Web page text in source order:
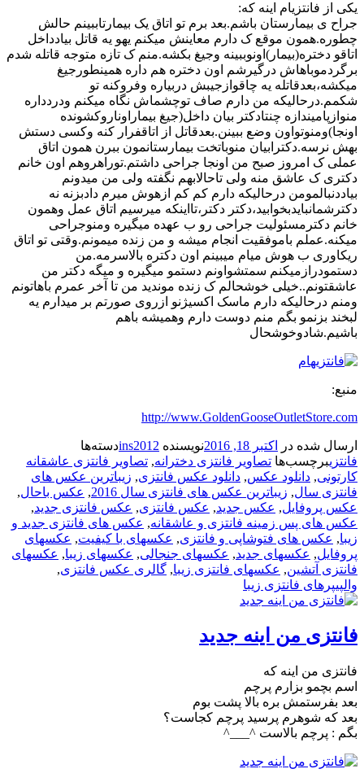
یکی از فانتزیام اینه که:
جراح ی بیمارستان باشم.بعد برم تو اتاق یک بیمارتاببینم حالش
چطوره.همون موقع ک دارم معاینش میکنم یهو یه قاتل بیادداخل
اتاقو دختره(بیمار)اونوببینه وجیغ بکشه.منم ک تازه متوجه قاتله شدم
برگردموباهاش درگیرشم اون دختره هم داره همینطورجیغ
میکشه،بعدقاتله یه چاقوازجیبش دربیاره وفروکنه تو
شکمم.درحالیکه من دارم صاف توچشماش نگاه میکنم ودردداره
منوازپامیندازه چنتادکتر بیان داخل(جیغ بیماراوناروکشونده
اونجا)ومنوتواون وضع ببینن.بعدقاتل از اتاقفرار کنه وکسی دستش
بهش نرسه.دکترابیان منوباتخت بیمارستانمون ببرن همون اتاق
عملی ک امروز صبح من اونجا جراحی داشتم.توراهروهم اون خانم
دکتری ک عاشق منه ولی تاحالابهم نگفته ولی من میدونم
بیاددنبالمومن درحالیکه دارم کم کم ازهوش میرم دادبزنه نه
دکترشمانبایدبخوابید،دکتر دکتر،تااینکه میرسیم اتاق عمل وهمون
خانم دکترمسئولیت جراحی رو ب عهده میگیره ومنوجراحی
میکنه.عملم باموفقیت انجام میشه و من زنده میمونم.وقتی تو اتاق
ریکاوری ب هوش میام میبینم اون دکتره بالاسرمه.من
دستمودرازمیکنم سمتشواونم دستمو میگیره و میگه دکتر من
عاشقتونم..خیلی خوشحالم ک زنده موندید من تا آخر عمرم باهاتونم
ومنم درحالیکه دارم ماسک اکسیژنو ازروی صورتم بر میدارم یه
لبخند بزنمو بگم منم دوست دارم وهمیشه باهم
باشیم.شادوخوشحال
منبع:
http://www.GoldenGooseOutletStore.com
ارسال شده در اکتبر 18, 2016 نویسنده ins2012دسته‌ها
فانتزیبرچسب‌ها تصاویر فانتزی دخترانه, تصاویر فانتزی عاشقانه
کارتونی, دانلود عکس, دانلود عکس فانتزی, زیباترین عکس های
فانتزی سال, زیباترین عکس های فانتزی سال 2016 , عکس باحال,
عکس پروفایل, عکس جدید, عکس فانتزی, عکس فانتزی جدید,
عکس های پس زمینه فانتزی و عاشقانه, عکس های فانتزی جدید و
زیبا, عکس های فتوشاپی و فانتزی, عکسهای با کیفیت, عکسهای
پروفایل, عکسهای جدید, عکسهای جنجالی, عکسهای زیبا, عکسهای
فانتزی آتشین, عکسهای فانتزی زیبا, گالری عکس فانتزی,
والپیپرهای فانتزی زیبا
فانتزی من اینه جدید
فانتزی من اینه که
اسم بچمو بزارم پرچم
بعد بفرستمش بره بالا پشت بوم
بعد که شوهرم پرسید پرچم کجاست؟
بگم : پرچم بالاست ^___^